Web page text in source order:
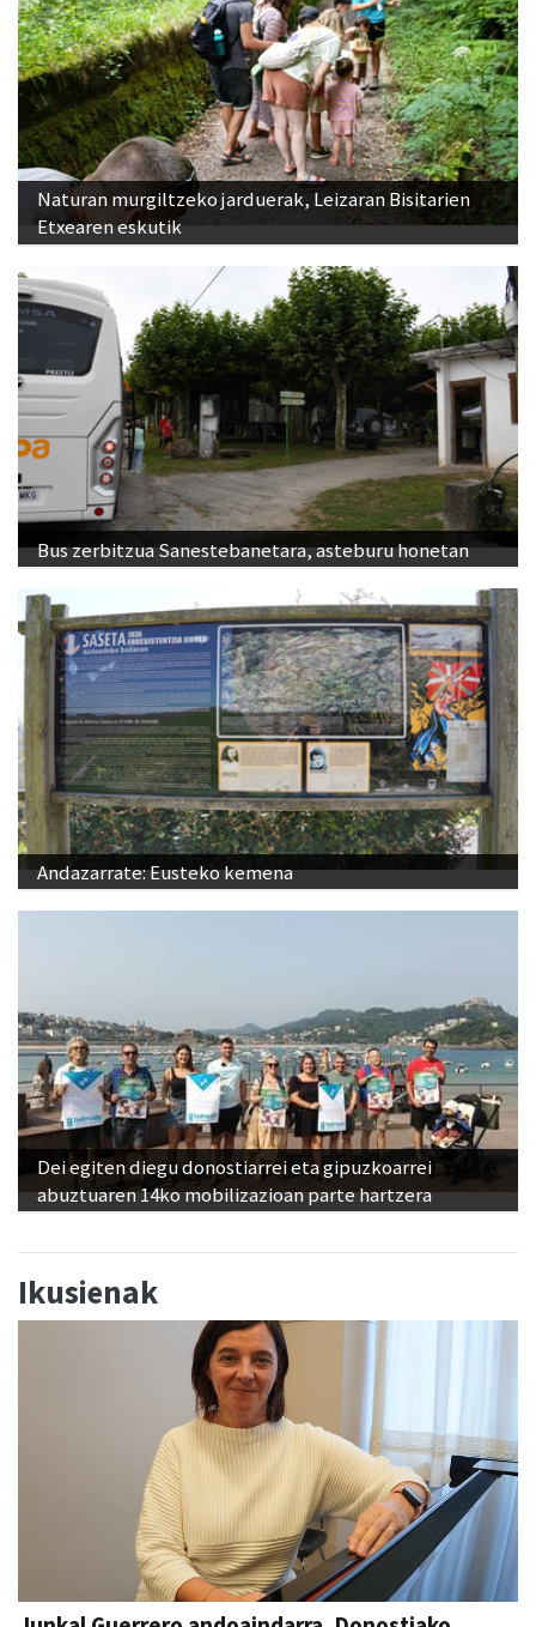
Naturan murgiltzeko jarduerak, Leizaran Bisitarien
Etxearen eskutik
Bus zerbitzua Sanestebanetara, asteburu honetan
Andazarrate: Eusteko kemena
Dei egiten diegu donostiarrei eta gipuzkoarrei
abuztuaren 14ko mobilizazioan parte hartzera
Ikusienak